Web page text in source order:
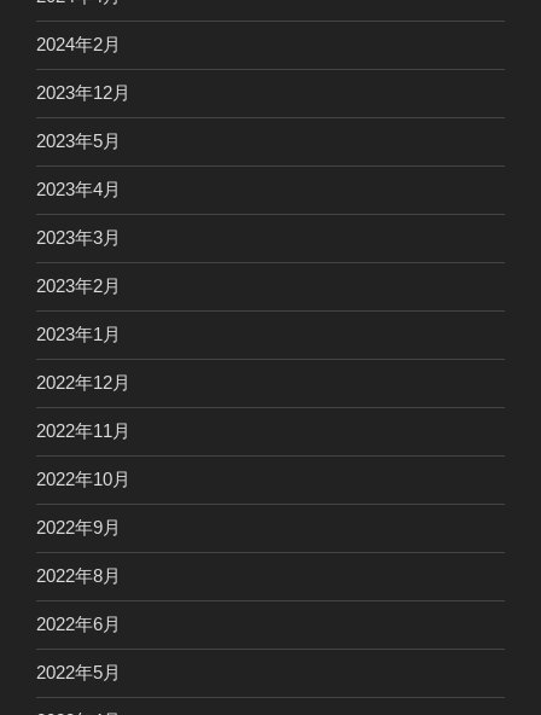
2024年2月
2023年12月
2023年5月
2023年4月
2023年3月
2023年2月
2023年1月
2022年12月
2022年11月
2022年10月
2022年9月
2022年8月
2022年6月
2022年5月